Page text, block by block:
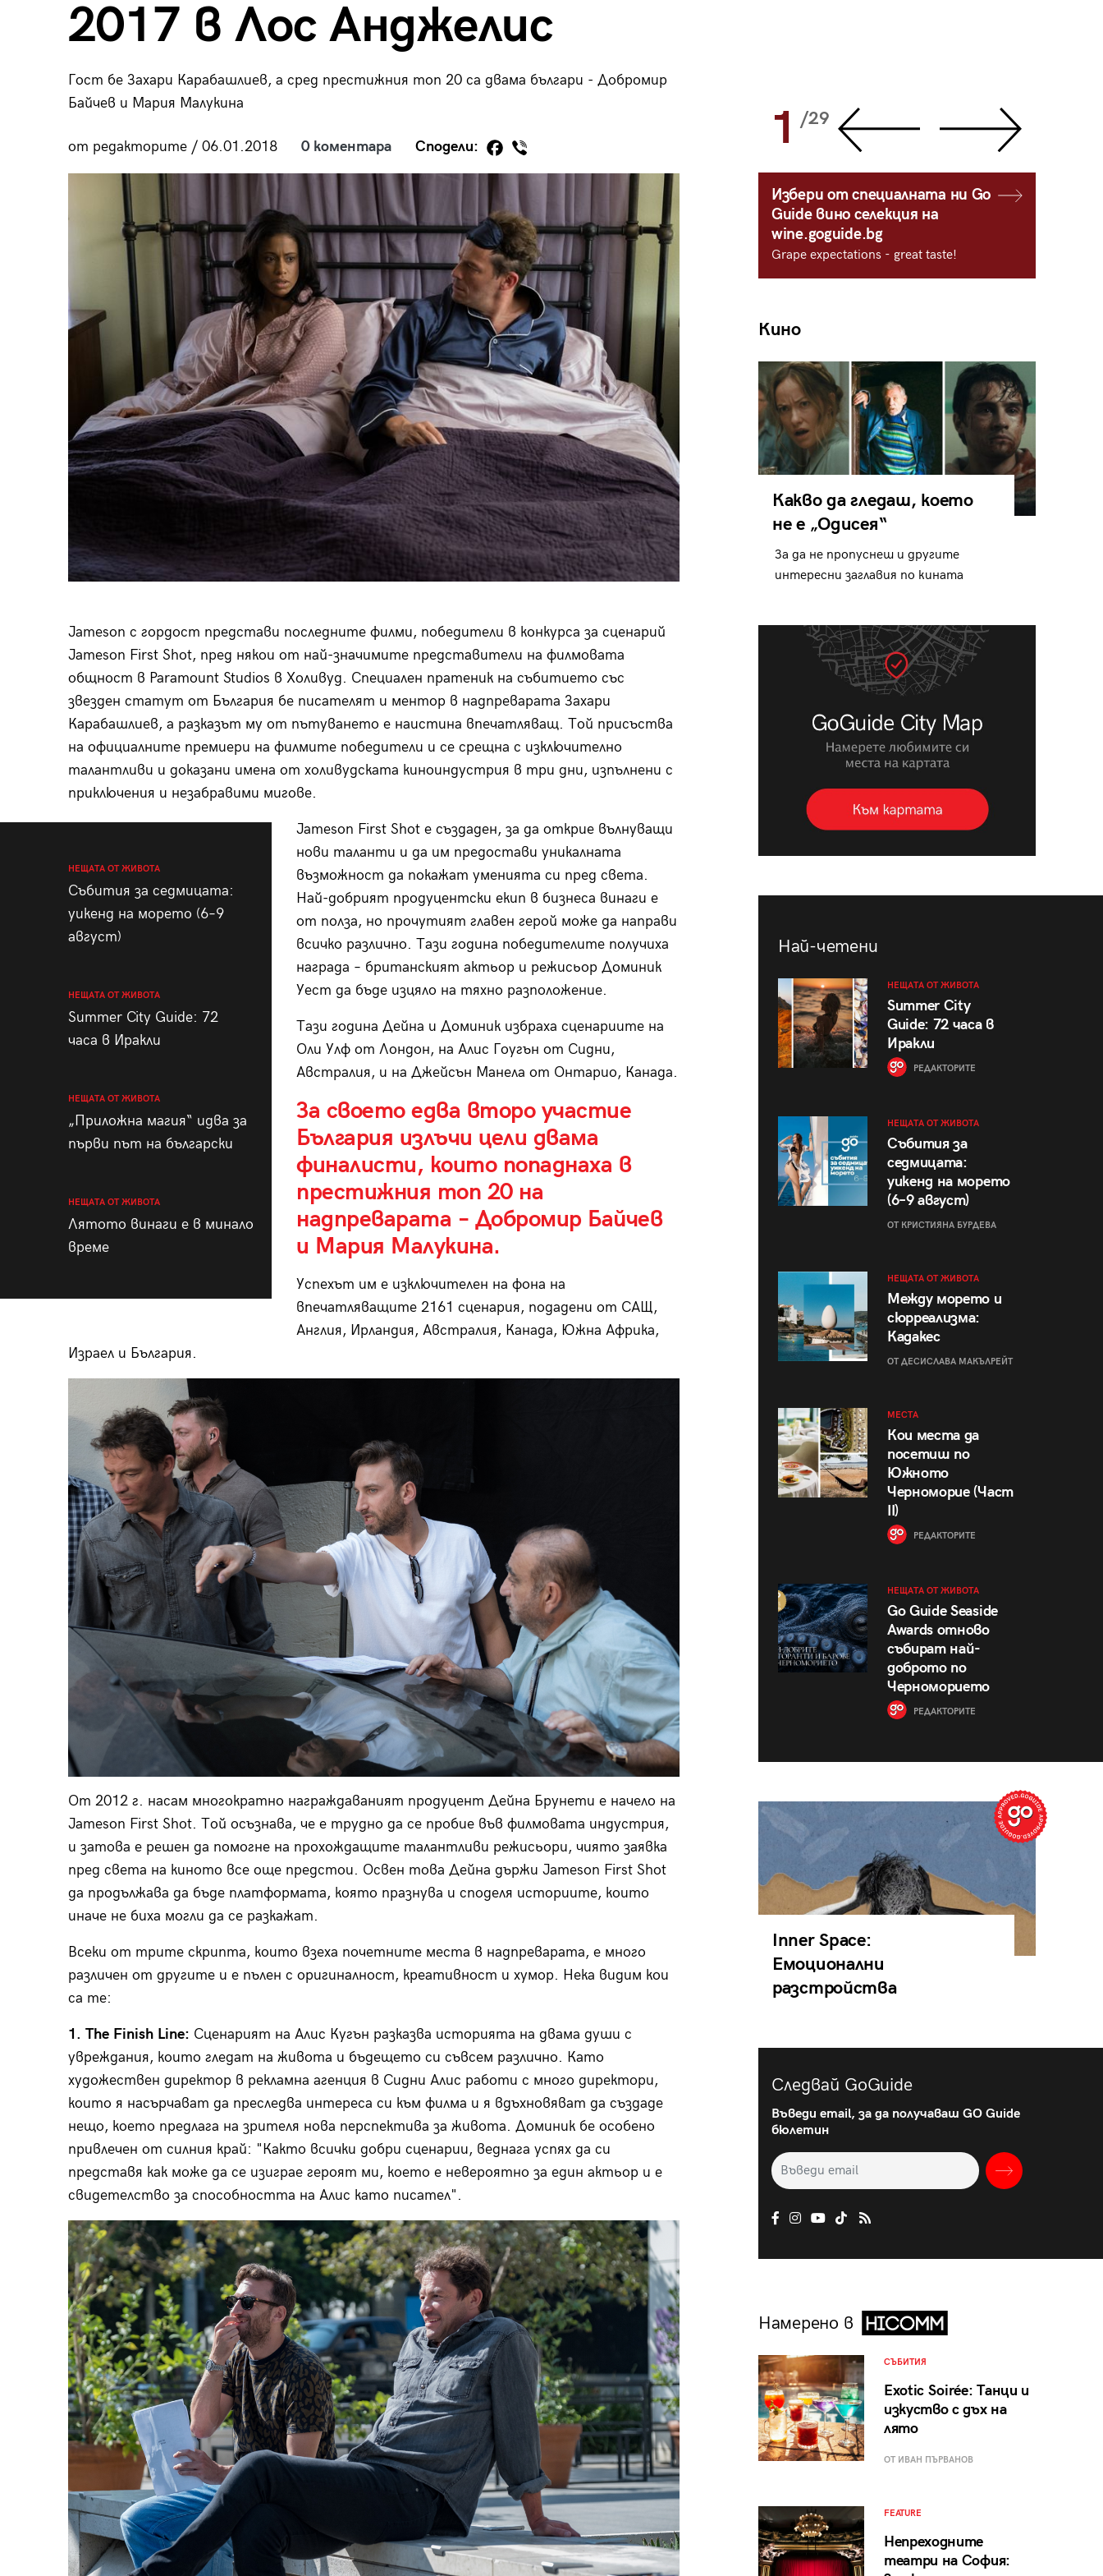
2017 в Лос Анджелис
Гост бе Захари Карабашлиев, а сред престижния топ 20 са двама българи - Добромир
Байчев и Мария Малукина
от редакторите / 06.01.2018 0 коментара Сподели:
Jameson с гордост представи последните филми, победители в конкурса за сценарий
Jameson First Shot, пред някои от най-значимите представители на филмовата
общност в Paramount Studios в Холивуд. Специален пратеник на събитието със
звезден статут от България бе писателят и ментор в надпреварата Захари
Карабашлиев, а разказът му от пътуването е наистина впечатляващ. Той присъства
на официалните премиери на филмите победители и се срещна с изключително
талантливи и доказани имена от холивудската киноиндустрия в три дни, изпълнени с
приключения и незабравими мигове.
НЕЩАТА ОТ ЖИВОТА
Събития за седмицата:
уикенд на морето (6–9
август)
НЕЩАТА ОТ ЖИВОТА
Summer City Guide: 72
часа в Иракли
НЕЩАТА ОТ ЖИВОТА
„Приложна магия“ идва за
първи път на български
НЕЩАТА ОТ ЖИВОТА
Лятото винаги е в минало
време
Jameson First Shot е създаден, за да открие вълнуващи
нови таланти и да им предостави уникалната
възможност да покажат уменията си пред света.
Най-добрият продуцентски екип в бизнеса винаги е
от полза, но прочутият главен герой може да направи
всичко различно. Тази година победителите получиха
награда – британският актьор и режисьор Доминик
Уест да бъде изцяло на тяхно разположение.
Тази година Дейна и Доминик избраха сценариите на
Оли Улф от Лондон, на Алис Гоугън от Сидни,
Австралия, и на Джейсън Манела от Онтарио, Канада.
За своето едва второ участие
България излъчи цели двама
финалисти, които попаднаха в
престижния топ 20 на
надпреварата – Добромир Байчев
и Мария Малукина.
Успехът им е изключителен на фона на
впечатляващите 2161 сценария, подадени от САЩ,
Англия, Ирландия, Австралия, Канада, Южна Африка,
Израел и България.
От 2012 г. насам многократно награждаваният продуцент Дейна Брунети е начело на
Jameson First Shot. Той осъзнава, че е трудно да се пробие във филмовата индустрия,
и затова е решен да помогне на прохождащите талантливи режисьори, чиято заявка
пред света на киното все още предстои. Освен това Дейна държи Jameson First Shot
да продължава да бъде платформата, която празнува и споделя историите, които
иначе не биха могли да се разкажат.
Всеки от трите скрипта, които взеха почетните места в надпреварата, е много
различен от другите и е пълен с оригиналност, креативност и хумор. Нека видим кои
са те:
1. The Finish Line: Сценарият на Алис Кугън разказва историята на двама души с
увреждания, които гледат на живота и бъдещето си съвсем различно. Като
художествен директор в рекламна агенция в Сидни Алис работи с много директори,
които я насърчават да преследва интереса си към филма и я вдъхновяват да създаде
нещо, което предлага на зрителя нова перспектива за живота. Доминик бе особено
привлечен от силния край: "Както всички добри сценарии, веднага успях да си
представя как може да се изиграе героят ми, което е невероятно за един актьор и е
свидетелство за способността на Алис като писател".
28 29 1 /29
Избери от специалната ни Go
Guide вино селекция на
wine.goguide.bg
Grape expectations - great taste!
Кино
Какво да гледаш, което
не е „Одисея“
За да не пропуснеш и другите
интересни заглавия по кината
Най-четени
НЕЩАТА ОТ ЖИВОТА
Summer City
Guide: 72 часа в
Иракли
РЕДАКТОРИТЕ
НЕЩАТА ОТ ЖИВОТА
Събития за
седмицата:
уикенд на морето
(6–9 август)
ОТ КРИСТИЯНА БУРДЕВА
НЕЩАТА ОТ ЖИВОТА
Между морето и
сюрреализма:
Кадакес
ОТ ДЕСИСЛАВА МАКЪЛРЕЙТ
МЕСТА
Кои места да
посетиш по
Южното
Черноморие (Част
II)
РЕДАКТОРИТЕ
НЕЩАТА ОТ ЖИВОТА
Go Guide Seaside
Awards отново
събират най-
доброто по
Черноморието
РЕДАКТОРИТЕ
Inner Space:
Емоционални
разстройства
Следвай GoGuide
Въведи email, за да получаваш GO Guide
бюлетин
Намерено в
СЪБИТИЯ
Exotic Soirée: Танци и
изкуство с дъх на
лято
ОТ ИВАН ПЪРВАНОВ
FEATURE
Непреходните
театри на София: